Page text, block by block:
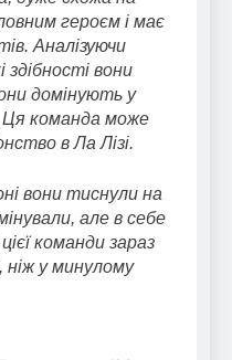
героєм і має
Аналізуючи
вони
домінують у
Ця команда може
в Ла Лізі.
вони тиснули на
але в себе
команди зараз
ніж у минулому